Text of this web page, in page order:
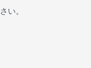
い。